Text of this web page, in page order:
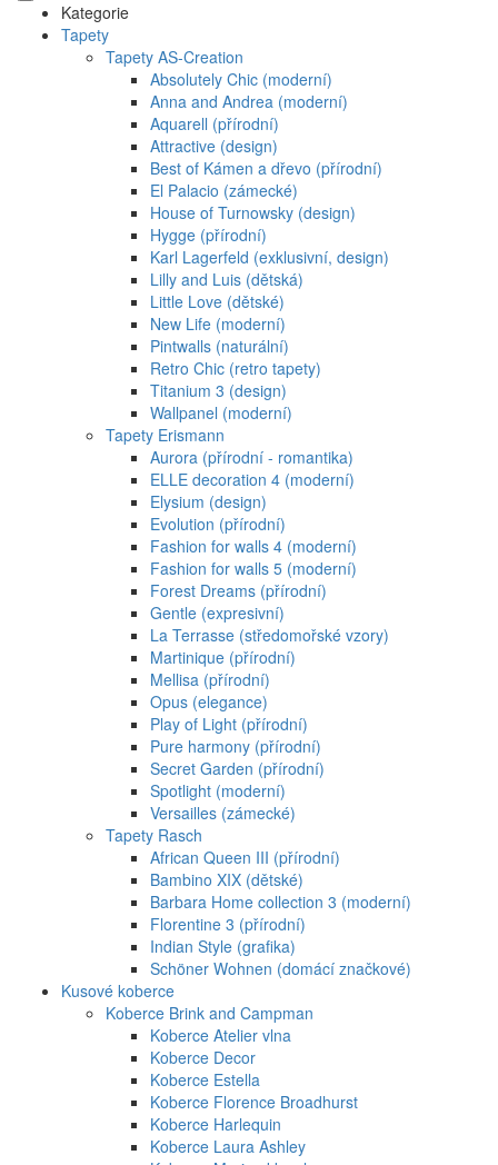
Kategorie
Tapety
Tapety AS-Creation
Absolutely Chic (moderní)
Anna and Andrea (moderní)
Aquarell (přírodní)
Attractive (design)
Best of Kámen a dřevo (přírodní)
El Palacio (zámecké)
House of Turnowsky (design)
Hygge (přírodní)
Karl Lagerfeld (exklusivní, design)
Lilly and Luis (dětská)
Little Love (dětské)
New Life (moderní)
Pintwalls (naturální)
Retro Chic (retro tapety)
Titanium 3 (design)
Wallpanel (moderní)
Tapety Erismann
Aurora (přírodní - romantika)
ELLE decoration 4 (moderní)
Elysium (design)
Evolution (přírodní)
Fashion for walls 4 (moderní)
Fashion for walls 5 (moderní)
Forest Dreams (přírodní)
Gentle (expresivní)
La Terrasse (středomořské vzory)
Martinique (přírodní)
Mellisa (přírodní)
Opus (elegance)
Play of Light (přírodní)
Pure harmony (přírodní)
Secret Garden (přírodní)
Spotlight (moderní)
Versailles (zámecké)
Tapety Rasch
African Queen III (přírodní)
Bambino XIX (dětské)
Barbara Home collection 3 (moderní)
Florentine 3 (přírodní)
Indian Style (grafika)
Schöner Wohnen (domácí značkové)
Kusové koberce
Koberce Brink and Campman
Koberce Atelier vlna
Koberce Decor
Koberce Estella
Koberce Florence Broadhurst
Koberce Harlequin
Koberce Laura Ashley